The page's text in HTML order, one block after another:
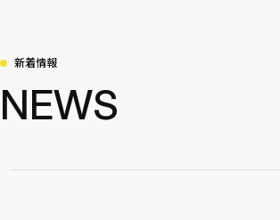
新着情報
NEWS